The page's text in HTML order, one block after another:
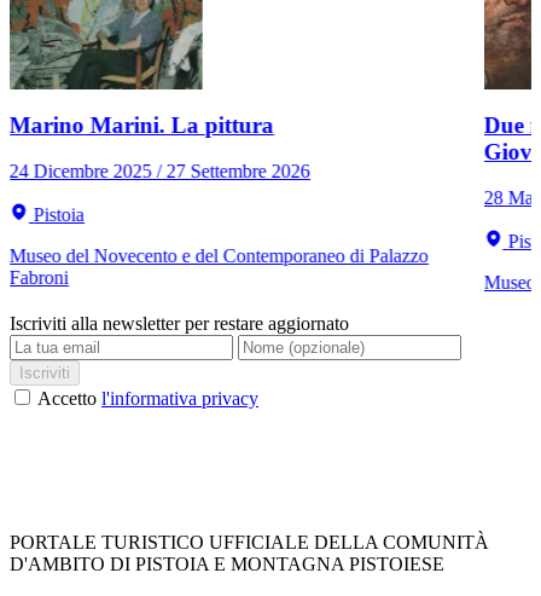
Marino Marini. La pittura
24 Dicembre 2025 / 27 Settembre 2026
Pistoia
Museo del Novecento e del Contemporaneo di Palazzo
Fabroni
Due
28
Museo
Iscriviti alla newsletter per restare aggiornato
Iscriviti
Accetto l'informativa privacy
PORTALE TURISTICO UFFICIALE DELLA COMUNITÀ
D'AMBITO DI PISTOIA E MONTAGNA PISTOIESE